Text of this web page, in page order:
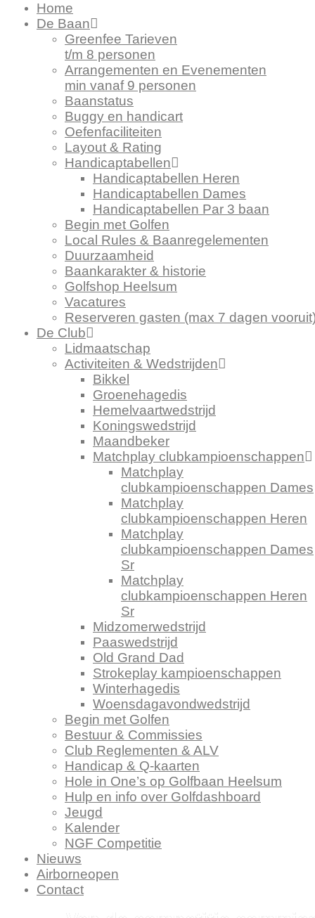
Home
De Baan
Greenfee Tarieven
t/m 8 personen
Arrangementen en Evenementen
min vanaf 9 personen
Baanstatus
Buggy en handicart
Oefenfaciliteiten
Layout & Rating
Handicaptabellen
Handicaptabellen Heren
Handicaptabellen Dames
Handicaptabellen Par 3 baan
Begin met Golfen
Local Rules & Baanregelementen
Duurzaamheid
Baankarakter & historie
Golfshop Heelsum
Vacatures
Reserveren gasten (max 7 dagen
De Club
Lidmaatschap
Activiteiten & Wedstrijden
Bikkel
Groenehagedis
Hemelvaartwedstrijd
Koningswedstrijd
Maandbeker
Matchplay clubkampioenschappen
Matchplay
clubkampioenschappen Dames
Matchplay
clubkampioenschappen Heren
Matchplay
clubkampioenschappen Dames
Sr
Matchplay
clubkampioenschappen Heren
Sr
Midzomerwedstrijd
Paaswedstrijd
Old Grand Dad
Strokeplay kampioenschappen
Winterhagedis
Woensdagavondwedstrijd
Begin met Golfen
Bestuur & Commissies
Club Reglementen & ALV
Handicap & Q-kaarten
Hole in One’s op Golfbaan Heelsum
Hulp en info over Golfdashboard
Jeugd
Kalender
NGF Competitie
Nieuws
Airborneopen
Contact